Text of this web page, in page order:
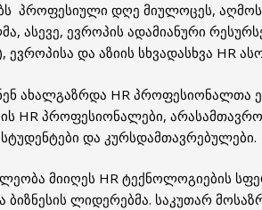
პროფესიული დღე მიულოცეს,
ასევე, ევროპის ადამიანური
და აზიის სხვადასხვა HR
ახალგაზრდა HR პროფესიონალთა
HR პროფესიონალები,
და კურსდამთავრებულები.
მიიღეს HR ტექნოლოგიების
ლიდერებმა. საკუთარ